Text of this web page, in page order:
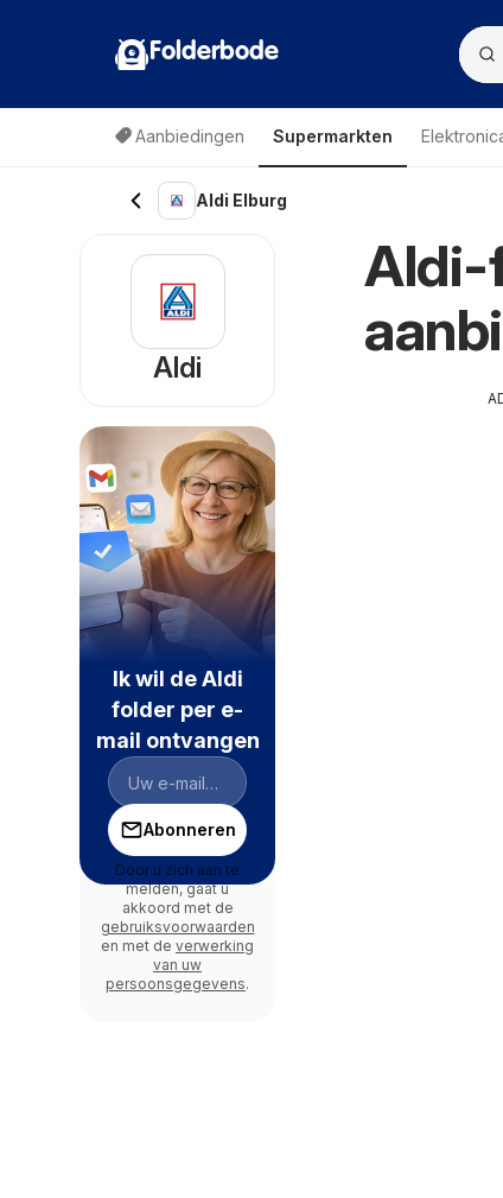
Folderbode
Aanbiedingen Supermarkten
Aldi Elburg
Aldi-
Aldi
Ik wil de Aldi
folder per e-
mail ontvangen
Abonneren
Door u zich aan te
melden, gaat u
akkoord met de
gebruiksvoorwaarden
en met de verwerking
van uw
persoonsgegevens.